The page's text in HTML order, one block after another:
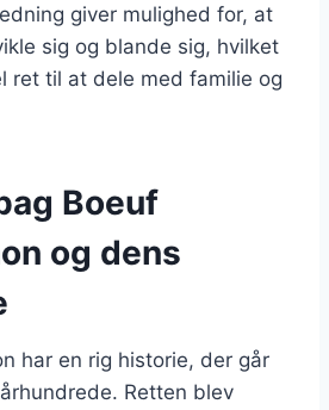
giver mulighed for, at
sig og blande sig, hvilket
ret til at dele med familie og
Boeuf
og dens
har en rig historie, der går
Retten blev